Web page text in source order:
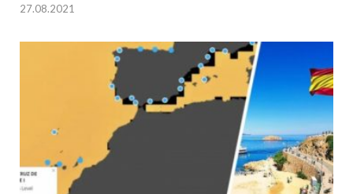
27.08.2021